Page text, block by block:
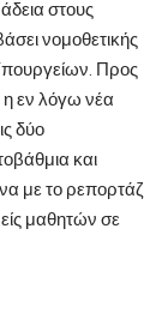
στους
νομοθετικής
Προς
η εν λόγω νέα
δύο
και
με το ρεπορτάζ
μαθητών σε